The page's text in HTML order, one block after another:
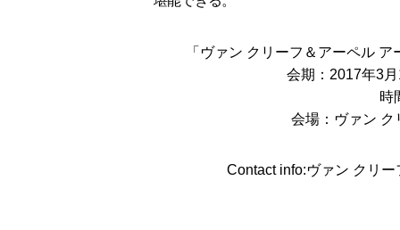
「ヴァン クリーフ＆アーペル
会期：2017年3
時
会場：ヴァン
Contact info:ヴァン クリ